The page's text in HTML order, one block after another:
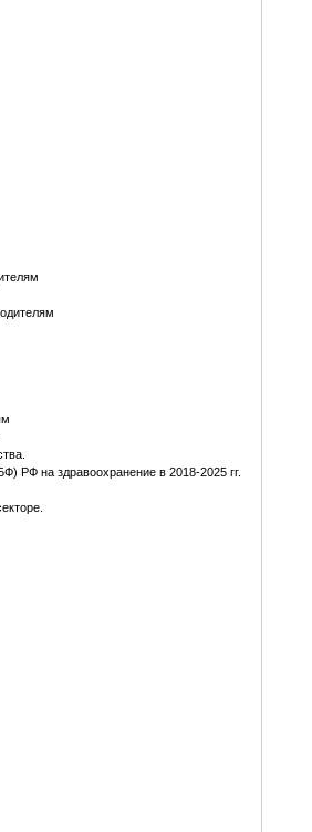
РФ на здравоохранение в 2018-2025 гг.